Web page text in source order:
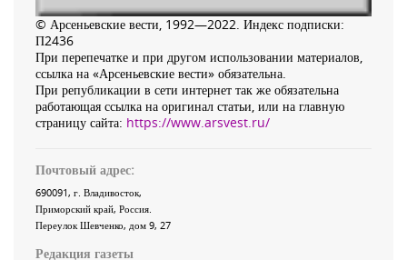
© Арсеньевские вести, 1992—2022. Индекс подписки:
П2436
При перепечатке и при другом использовании материалов,
ссылка на «Арсеньевские вести» обязательна.
При републикации в сети интернет так же обязательна
работающая ссылка на оригинал статьи, или на главную
страницу сайта: https://www.arsvest.ru/
Почтовый адрес:
690091, г. Владивосток,
Приморский край, Россия
Переулок Шевченко, дом 9, 27
Редакция газеты